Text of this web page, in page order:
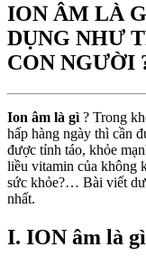
ION ÂM LÀ
DỤNG NHƯ
CON NGƯỜI
Ion âm là gì ? Trong
hấp hàng ngày thì cần
được tỉnh táo, khỏe
liều vitamin của không
sức khỏe?… Bài viết
nhất.
I. ION âm là